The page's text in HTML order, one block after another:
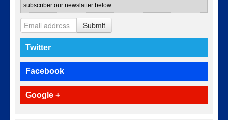
subscriber our newslatter below
Submit
Twitter
Facebook
Google +